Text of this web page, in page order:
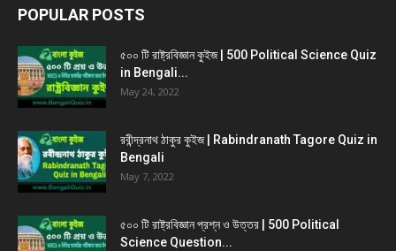
POPULAR POSTS
৫০০ টি রাষ্ট্রবিজ্ঞান কুইজ | 500 Political Science Quiz
in Bengali...
May 24, 2022
রবীন্দ্রনাথ ঠাকুর কুইজ | Rabindranath Tagore Quiz in
Bengali
May 7, 2022
৫০০ টি রাষ্ট্রবিজ্ঞান প্রশ্ন ও উত্তর | 500 Political
Science Question...